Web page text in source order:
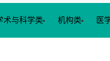
术与科学类 机构类 医